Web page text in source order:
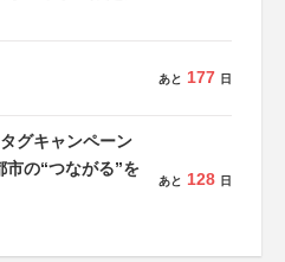
あと 177 日
グキャンペーン
市の“つながる”を
あと 128 日